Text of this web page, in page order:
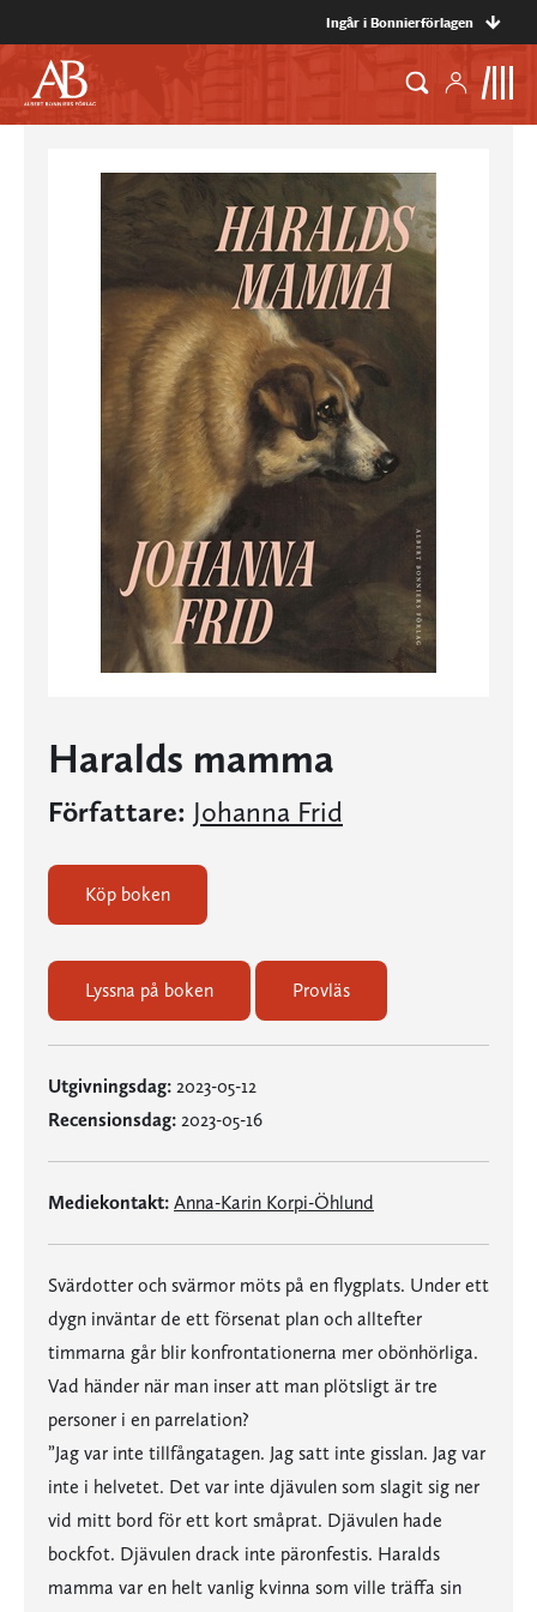
Ingår i Bonnierförlagen
Haralds mamma
Författare: Johanna Frid
Köp boken
Lyssna på boken Provläs
Utgivningsdag: 2023-05-12
Recensionsdag: 2023-05-16
Mediekontakt: Anna-Karin Korpi-Öhlund
Svärdotter och svärmor möts på en flygplats. Under ett
dygn inväntar de ett försenat plan och alltefter
timmarna går blir konfrontationerna mer obönhörliga.
Vad händer när man inser att man plötsligt är tre
personer i en parrelation?
”Jag var inte tillfångatagen. Jag satt inte gisslan. Jag var
inte i helvetet. Det var inte djävulen som slagit sig ner
vid mitt bord för ett kort småprat. Djävulen hade
bockfot. Djävulen drack inte päronfestis. Haralds
mamma var en helt vanlig kvinna som ville träffa sin